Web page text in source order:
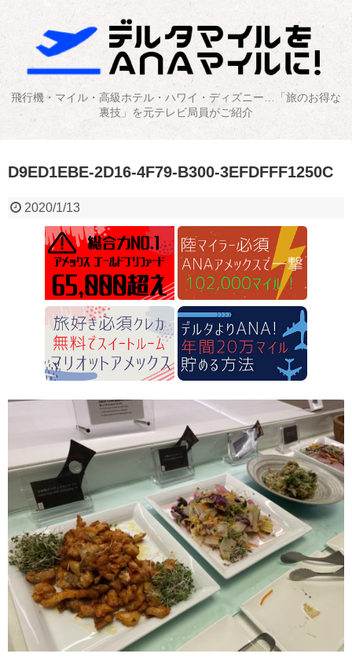
飛行機・マイル・高級ホテル・ハワイ・ディズニー…「旅のお得な
裏技」を元テレビ局員がご紹介
D9ED1EBE-2D16-4F79-B300-3EFDFFF1250C
2020/1/13